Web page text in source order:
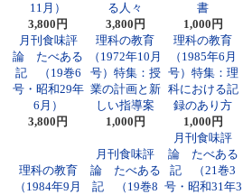
11月）
3,800円
る人々
3,800円
書
1,000円
月刊食味評
論 たべある
記 （19巻6
号・昭和29年
6月）
3,800円
理科の教育
（1972年10月
号）特集：授
業の計画と新
しい指導案
1,000円
理科の教育
（1985年6月
号）特集：理
科における記
録のあり方
1,000円
理科の教育
（1984年9月
月刊食味評
論 たべある
記 （19巻8
月刊食味評
論 たべある
記 （21巻3
号・昭和31年3